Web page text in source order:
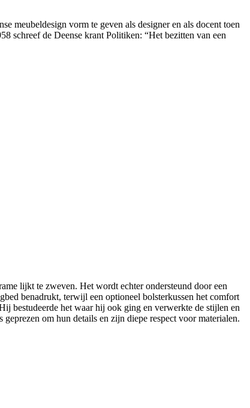
meubeldesign vorm te geven als designer en als docent toen
schreef de Deense krant Politiken: “Het bezitten van een
lijkt te zweven. Het wordt echter ondersteund door een
benadrukt, terwijl een optioneel bolsterkussen het comfort
bestudeerde het waar hij ook ging en verwerkte de stijlen en
om hun details en zijn diepe respect voor materialen.